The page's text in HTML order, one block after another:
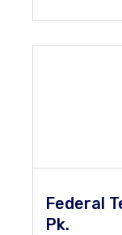
Federal
Pk.